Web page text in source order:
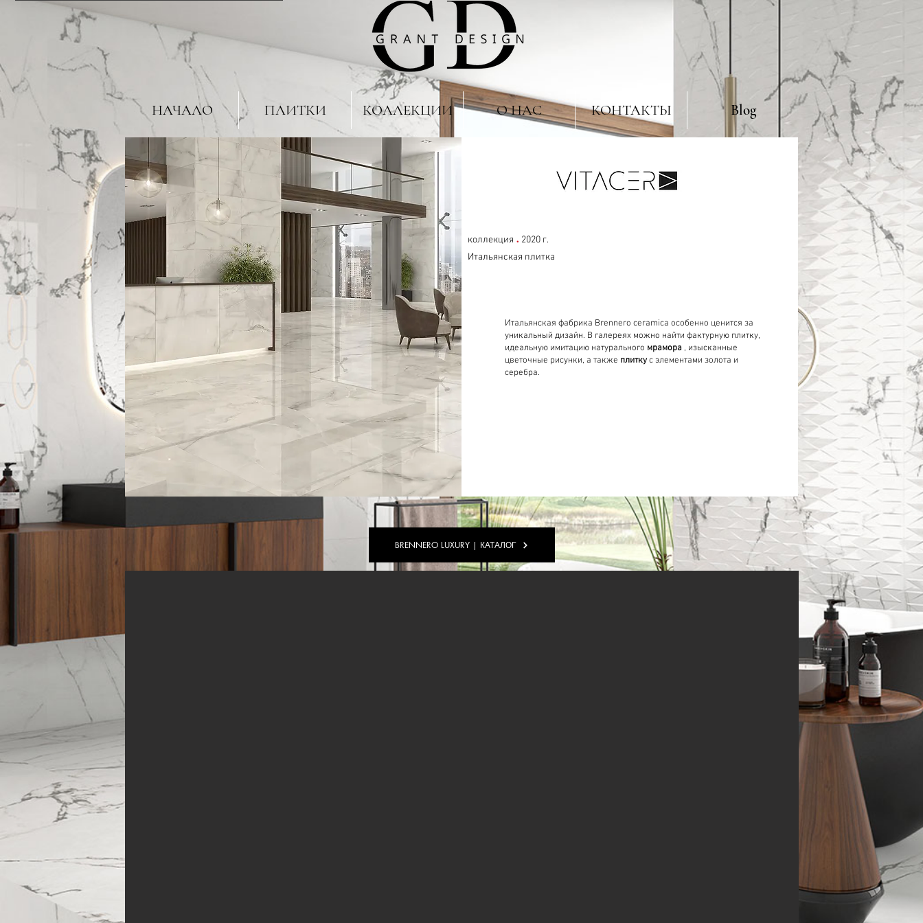
НАЧАЛО ПЛИТКИ КОЛЛЕКЦИИ О НАС КОНТАКТЫ Blog
коллекция . 2020 г.
Итальянская плитка
Итальянская фабрика Brennero ceramica особенно ценится за
уникальный дизайн. В галереях можно найти фактурную плитку,
идеальную имитацию натурального мрамора , изысканные
цветочные рисунки, а также плиткус элементами золота и
серебра.
BRENNERO LUXURY | КАТАЛОГ